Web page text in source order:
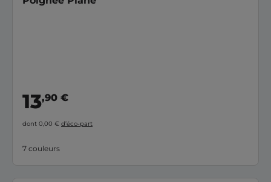
13,90 €
dont 0,00 € d’éco-part
7 couleurs